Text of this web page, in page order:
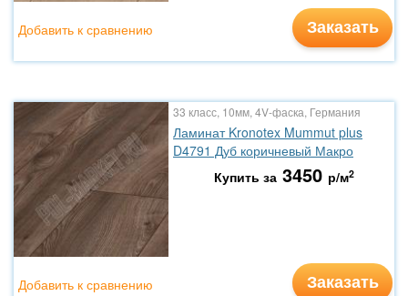
Заказать
Добавить к сравнению
33 класс, 10мм, 4V-фаска, Германия
Ламинат Kronotex Mummut plus
D4791 Дуб коричневый Макро
Купить за 3450 р/м2
Заказать
Добавить к сравнению